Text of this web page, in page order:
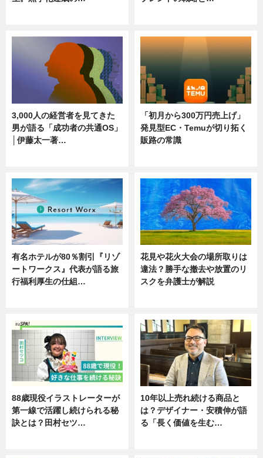
3,000人の経営者を見てきた
男が語る「成功者の共通OS」
│伊藤太一著…
「初月から300万円売上げ」
発見型EC・Temuが切り拓く
販路の常識
有名ホテルが80％割引『リゾ
ートワークス』代表が語る旅
行福利厚生の仕組…
花見や花火大会の場所取りは
違法？勝手な撤去や放置のリ
スクを弁護士が解説
88歳現役イラストレーターが
第一線で活躍し続けられる秘
訣とは？田村セツ…
10年以上売れ続ける商品と
は？デザイナー・安積伸が語
る「長く価値を生む…